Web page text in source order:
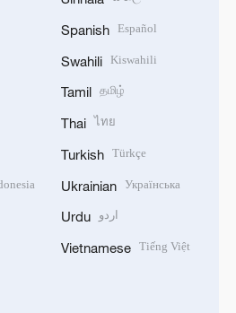
Spanish Español
Swahili Kiswahili
Tamil தமிழ்
Thai ไทย
Turkish Türkçe
Ukrainian Українська
Urdu اردو
Vietnamese Tiếng Việt